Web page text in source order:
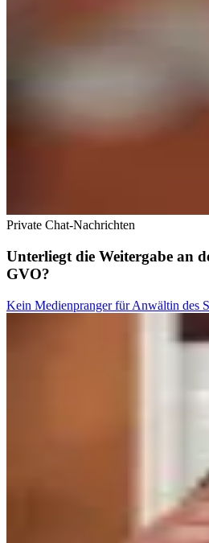
Private Chat-Nachrichten
Unterliegt die Weitergabe an
GVO?
Kein Medienpranger für Anwältin des